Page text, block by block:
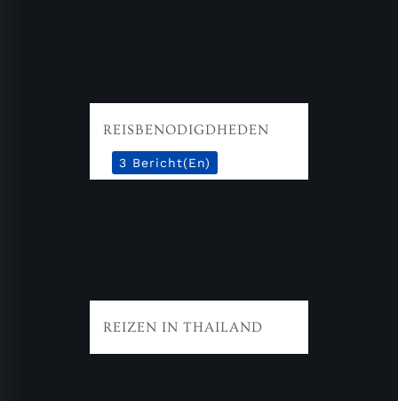
REISBENODIGDHEDEN
3 Bericht(en)
REIZEN IN THAILAND